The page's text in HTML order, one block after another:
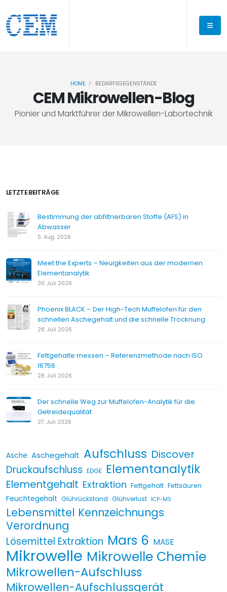
CEM Mikrowellen-Blog
Pionier und Marktführer der Mikrowellen-Labortechnik
HOME BEDARFSGEGENSTÄNDE
LETZTE BEITRÄGE
Bestimmung der abfiltrierbaren Stoffe (AFS) in
Abwasser
5. Aug. 2026
Meet the Experts – Neuigkeiten aus der modernen
Elementanalytik
30. Juli 2026
Phoenix BLACK – Der High-Tech Muffelofen für den
schnellen Aschegehalt und die schnelle Trocknung
28. Juli 2026
Fettgehalte messen – Referenzmethode nach ISO
16756
28. Juli 2026
Der schnelle Weg zur Muffelofen-Analytik für die
Getreidequalität
27. Juli 2026
Asche Aschegehalt Aufschluss Discover
Druckaufschluss EDGE Elementanalytik
Elementgehalt Extraktion Fettgehalt Fettsäuren
Feuchtegehalt Glührückstand Glühverlust ICP-MS
Lebensmittel Kennzeichnungs
Verordnung
Lösemittel Extraktion Mars 6 MASE
Mikrowelle Mikrowelle Chemie
Mikrowellen-Aufschluss
Mikrowellen-Aufschlussgerät